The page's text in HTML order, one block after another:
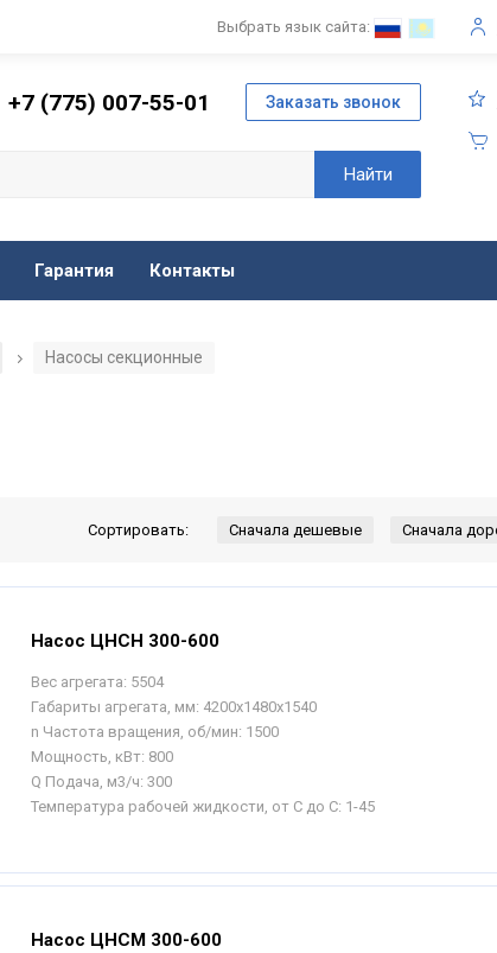
Выбрать язык сайта:
+7 (775) 007-55-01
Гарантия Контакты
/ Насосы секционные
Сортировать:
Насос ЦНСН 300-600
Вес агрегата: 5504
Габариты агрегата, мм: 4200х1480х1540
n Частота вращения, об/мин: 1500
Мощность, кВт: 800
Q Подача, м3/ч: 300
Температура рабочей жидкости, от С до С: 1-45
Насос ЦНСМ 300-600